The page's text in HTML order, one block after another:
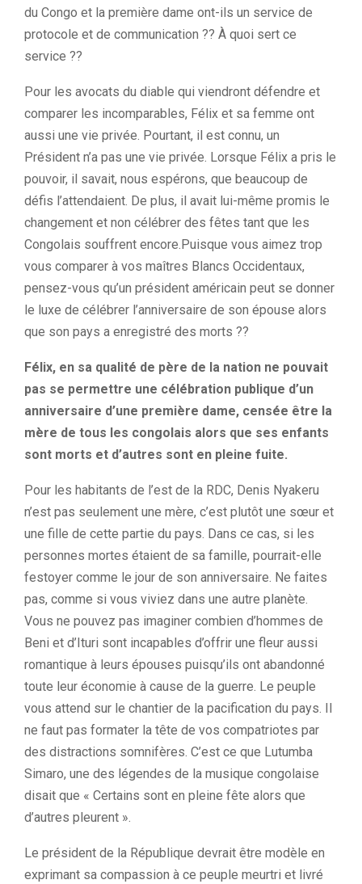
du Congo et la première dame ont-ils un service de
protocole et de communication ?? À quoi sert ce
service ??
Pour les avocats du diable qui viendront défendre et
comparer les incomparables, Félix et sa femme ont
aussi une vie privée. Pourtant, il est connu, un
Président n’a pas une vie privée. Lorsque Félix a pris le
pouvoir, il savait, nous espérons, que beaucoup de
défis l’attendaient. De plus, il avait lui-même promis le
changement et non célébrer des fêtes tant que les
Congolais souffrent encore.Puisque vous aimez trop
vous comparer à vos maîtres Blancs Occidentaux,
pensez-vous qu’un président américain peut se donner
le luxe de célébrer l’anniversaire de son épouse alors
que son pays a enregistré des morts ??
Félix, en sa qualité de père de la nation ne pouvait
pas se permettre une célébration publique d’un
anniversaire d’une première dame, censée être la
mère de tous les congolais alors que ses enfants
sont morts et d’autres sont en pleine fuite.
Pour les habitants de l’est de la RDC, Denis Nyakeru
n’est pas seulement une mère, c’est plutôt une sœur et
une fille de cette partie du pays. Dans ce cas, si les
personnes mortes étaient de sa famille, pourrait-elle
festoyer comme le jour de son anniversaire. Ne faites
pas, comme si vous viviez dans une autre planète.
Vous ne pouvez pas imaginer combien d’hommes de
Beni et d’Ituri sont incapables d’offrir une fleur aussi
romantique à leurs épouses puisqu’ils ont abandonné
toute leur économie à cause de la guerre. Le peuple
vous attend sur le chantier de la pacification du pays. Il
ne faut pas formater la tête de vos compatriotes par
des distractions somnifères. C’est ce que Lutumba
Simaro, une des légendes de la musique congolaise
disait que « Certains sont en pleine fête alors que
d’autres pleurent ».
Le président de la République devrait être modèle en
exprimant sa compassion à ce peuple meurtri et livré